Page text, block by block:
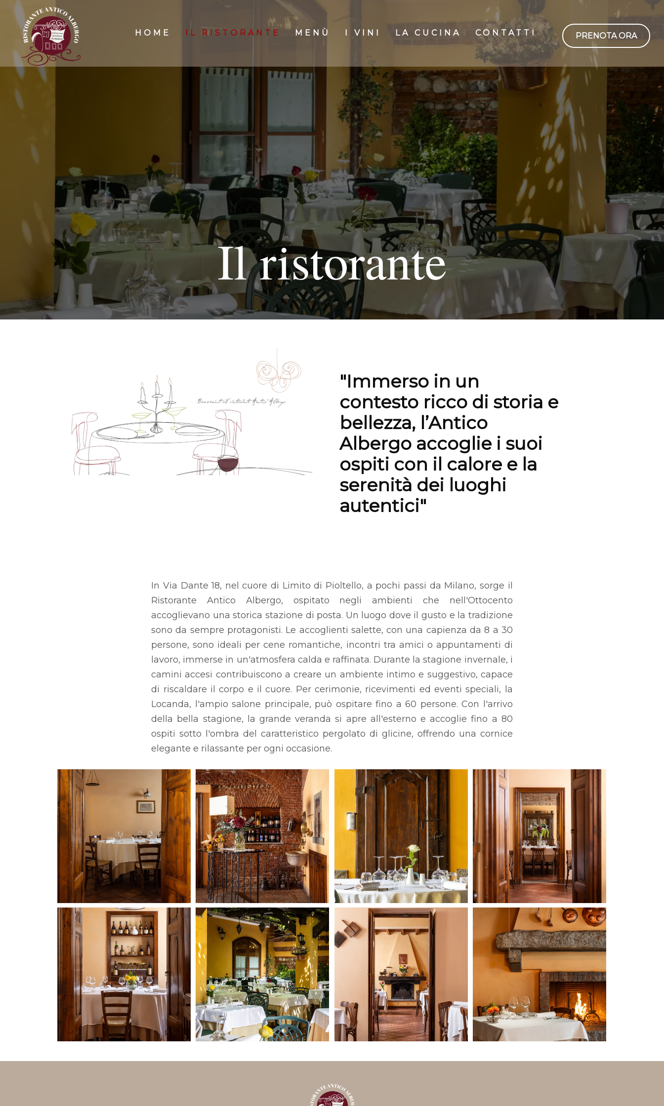
HOME IL RISTORANTE MENÙ I VINI LA CUCINA CONTATTI PRENOTA ORA
Il ristorante
"Immerso in un
contesto ricco di storia e
bellezza, l’Antico
Albergo accoglie i suoi
ospiti con il calore e la
serenità dei luoghi
autentici"
In Via Dante 18, nel cuore di Limito di Pioltello, a pochi passi da Milano, sorge il
Ristorante Antico Albergo, ospitato negli ambienti che nell'Ottocento
accoglievano una storica stazione di posta. Un luogo dove il gusto e la tradizione
sono da sempre protagonisti. Le accoglienti salette, con una capienza da 8 a 30
persone, sono ideali per cene romantiche, incontri tra amici o appuntamenti di
lavoro, immerse in un'atmosfera calda e raffinata. Durante la stagione invernale, i
camini accesi contribuiscono a creare un ambiente intimo e suggestivo, capace
di riscaldare il corpo e il cuore. Per cerimonie, ricevimenti ed eventi speciali, la
Locanda, l'ampio salone principale, può ospitare fino a 60 persone. Con l'arrivo
della bella stagione, la grande veranda si apre all'esterno e accoglie fino a 80
ospiti sotto l'ombra del caratteristico pergolato di glicine, offrendo una cornice
elegante e rilassante per ogni occasione.